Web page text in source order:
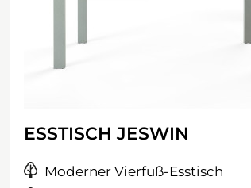
ESSTISCH JESWIN
Moderner Vierfuß-Esstisch